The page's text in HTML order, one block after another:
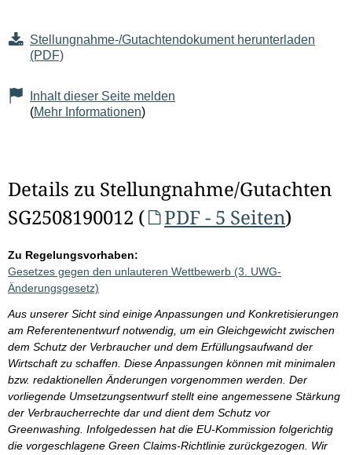
Stellungnahme-/Gutachtendokument herunterladen
(PDF)
Inhalt dieser Seite melden
(Mehr Informationen)
Details zu Stellungnahme/Gutachten
SG2508190012 (
PDF - 5 Seiten)
Zu Regelungsvorhaben:
Gesetzes gegen den unlauteren Wettbewerb (3. UWG-
Änderungsgesetz)
Aus unserer Sicht sind einige Anpassungen und Konkretisierungen
am Referentenentwurf notwendig, um ein Gleichgewicht zwischen
dem Schutz der Verbraucher und dem Erfüllungsaufwand der
Wirtschaft zu schaffen. Diese Anpassungen können mit minimalen
bzw. redaktionellen Änderungen vorgenommen werden. Der
vorliegende Umsetzungsentwurf stellt eine angemessene Stärkung
der Verbraucherrechte dar und dient dem Schutz vor
Greenwashing. Infolgedessen hat die EU-Kommission folgerichtig
die vorgeschlagene Green Claims-Richtlinie zurückgezogen. Wir